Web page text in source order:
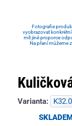
Fotografie
vyobrazovat
mít jiné proporce
Na přaní můžeme
Varianta: